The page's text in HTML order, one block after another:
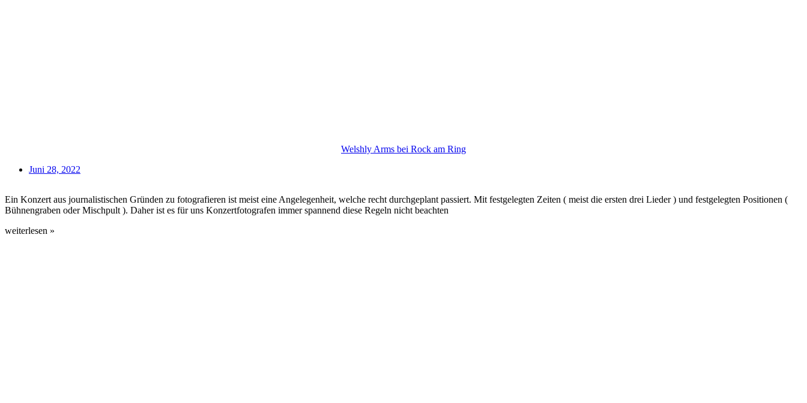
Welshly Arms bei Rock am Ring
Juni 28, 2022
Ein Konzert aus journalistischen Gründen zu fotografieren ist meist eine Angelegenheit, welche recht durchgeplant passiert. Mit festgelegten Zeiten ( meist die ersten drei Lieder ) und festgelegten Positionen (
Bühnengraben oder Mischpult ). Daher ist es für uns Konzertfotografen immer spannend diese Regeln nicht beachten
weiterlesen »